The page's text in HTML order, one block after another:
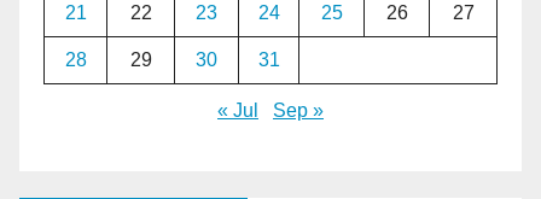
21 22 23 24 25 26 27
28 29 30 31
« Jul Sep »